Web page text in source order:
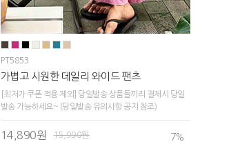
PT5853
가볍고 시원한 데일리 와이드 팬츠
[최저가 쿠폰 적용 제외] 당일발송 상품들끼리 결제시 당일
발송 가능하세요~ (당일발송 유의사항 공지 참조)
14,890원 15,990원 7%